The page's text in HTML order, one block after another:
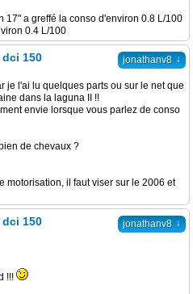
17" a greffé la conso d'environ 0.8 L/100
0.4 L/100
jonathanv8 ↓
150
je l'ai lu quelques parts ou sur le net que
dans la laguna II !!
envie lorsque vous parlez de conso
de chevaux ?
motorisation, il faut viser sur le 2006 et
jonathanv8 ↓
150
!!!